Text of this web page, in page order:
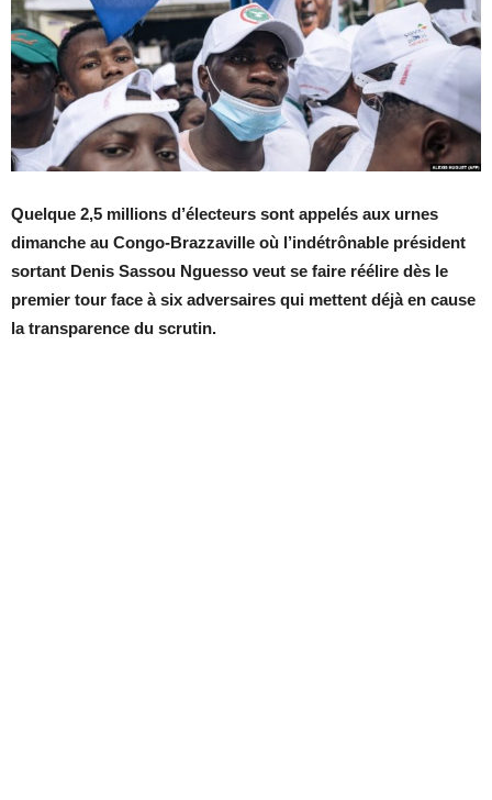
Quelque 2,5 millions d’électeurs sont appelés aux urnes
dimanche au Congo-Brazzaville où l’indétrônable président
sortant Denis Sassou Nguesso veut se faire réélire dès le
premier tour face à six adversaires qui mettent déjà en cause
la transparence du scrutin.